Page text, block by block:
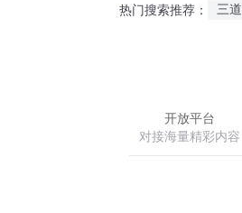
热门搜索推荐： 三
开放平台
对接海量精彩内容